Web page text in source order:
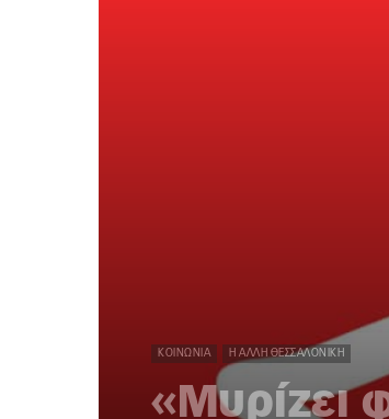
ΚΟΙΝΩΝΊΑ Η ΆΛΛΗ ΘΕΣΣΑΛΟΝΊΚΗ
«Μυρίζει